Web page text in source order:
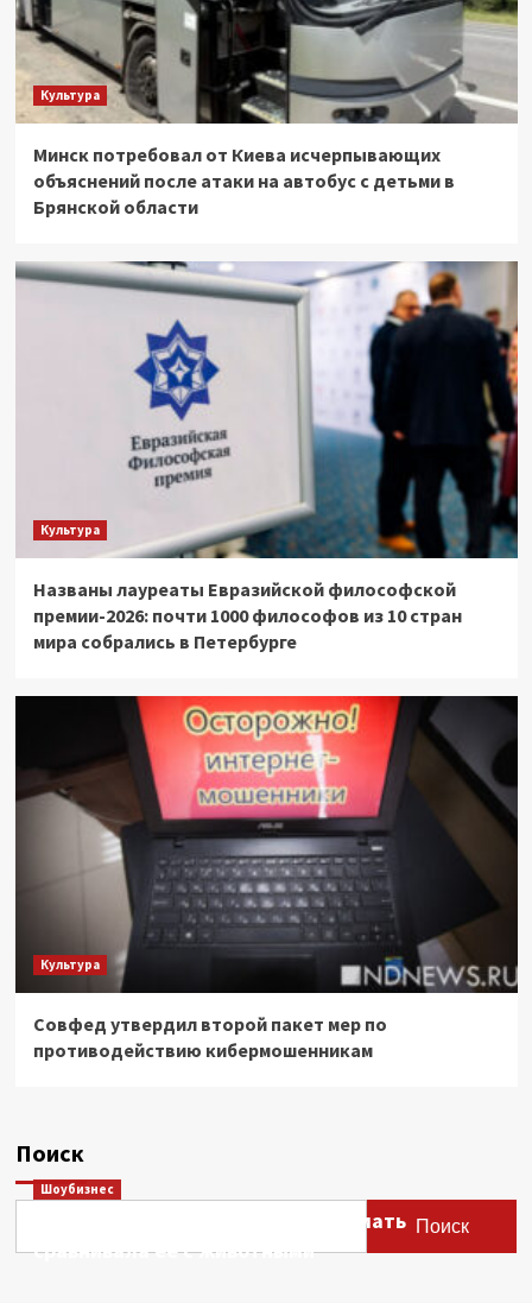
Культура
Минск потребовал от Киева исчерпывающих
объяснений после атаки на автобус с детьми в
Брянской области
Культура
Названы лауреаты Евразийской философской
премии-2026: почти 1000 философов из 10 стран
мира собрались в Петербурге
Культура
Совфед утвердил второй пакет мер по
противодействию кибермошенникам
Поиск
Поиск
Шоубизнес
Этери Тутберидзе заявила, что мать
сравнивала ее с животными